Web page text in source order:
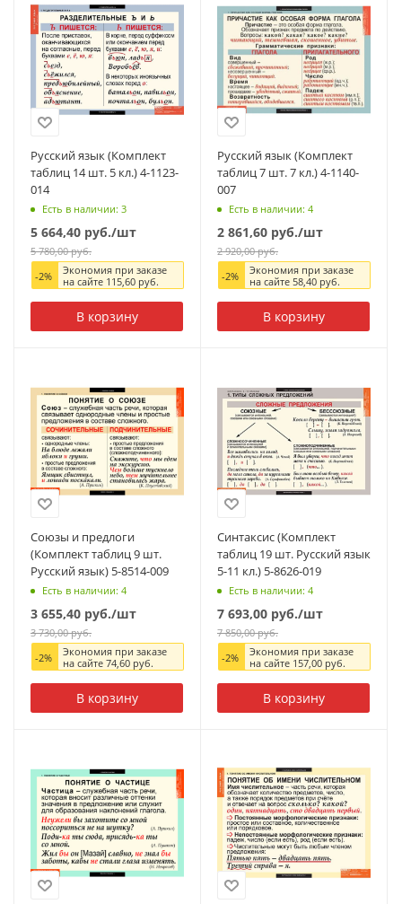
Русский язык (Комплект
таблиц 14 шт. 5 кл.) 4-1123-
014
Есть в наличии: 3
5 664,40 руб./шт
5 780,00руб.
-2%
Экономия при заказе
на сайте 115,60руб.
В корзину
Русский язык (Комплект
таблиц 7 шт. 7 кл.) 4-1140-
007
Есть в наличии: 4
2 861,60 руб./шт
2 920,00руб.
-2%
Экономия при заказе
на сайте 58,40руб.
В корзину
Союзы и предлоги
(Комплект таблиц 9 шт.
Русский язык) 5-8514-009
Есть в наличии: 4
3 655,40 руб./шт
3 730,00руб.
-2%
Экономия при заказе
на сайте 74,60руб.
В корзину
Синтаксис (Комплект
таблиц 19 шт. Русский язык
5-11 кл.) 5-8626-019
Есть в наличии: 4
7 693,00 руб./шт
7 850,00руб.
-2%
Экономия при заказе
на сайте 157,00руб.
В корзину